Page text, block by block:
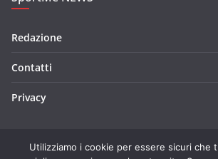
Redazione
Contatti
Privacy
Utilizziamo i cookie per essere sicuri che